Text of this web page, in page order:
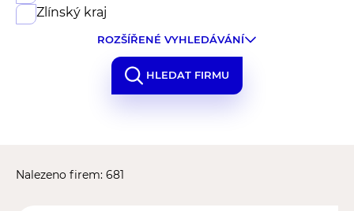
Zlínský kraj
ROZŠÍŘENÉ VYHLEDÁVÁNÍ
HLEDAT FIRMU
Nalezeno firem: 681